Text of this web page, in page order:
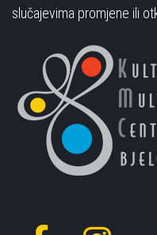
slučajevima promjene ili